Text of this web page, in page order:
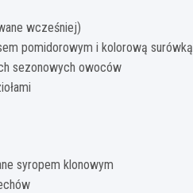
wcześniej)
pomidorowym i kolorową surówką
sezonowych owoców
syropem klonowym